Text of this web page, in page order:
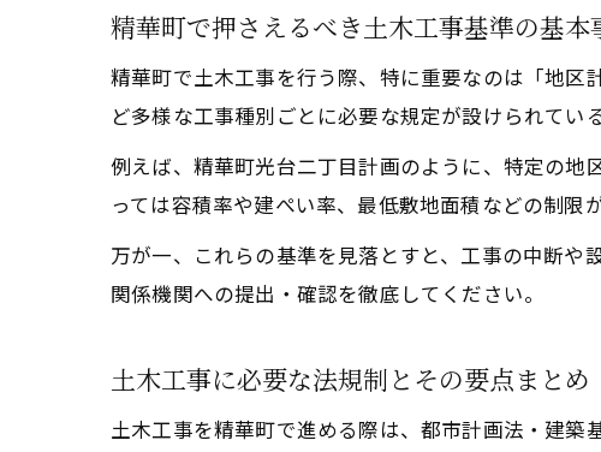
開
精華町で押さえるべき土木工事基準の基本
精華町で土木工事を行う際、特に重要なのは「地
ど多様な工事種別ごとに必要な規定が設けられてい
例えば、精華町光台二丁目計画のように、特定の地
っては容積率や建ぺい率、最低敷地面積などの制限
万が一、これらの基準を見落とすと、工事の中断や
関係機関への提出・確認を徹底してください。
土木工事に必要な法規制とその要点まとめ
土木工事を精華町で進める際は、都市計画法・建